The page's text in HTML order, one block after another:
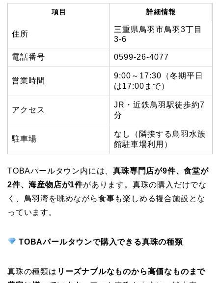
項目 詳細情報
住所
三重県鳥羽市鳥羽3丁目
3-6
電話番号 0599-26-4077
営業時間
9:00～17:30（冬期平日
は17:00まで）
アクセス
JR・近鉄鳥羽駅徒歩約7
分
駐車場
なし（隣接する鳥羽水族
館駐車場利用）
TOBAパールタウン内には、真珠専門店が9件、食堂が
2件、海産物店が1件があります。真珠の購入だけでな
く、鳥羽湾を眺めながら食事も楽しめる複合施設とな
っています。
TOBAパールタウンで購入できる真珠の種類
真珠の種類は リーズナブルなものから高価なものまで